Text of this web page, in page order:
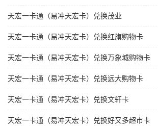
天宏一卡通（易冲天宏卡）兑换茂业
天宏一卡通（易冲天宏卡）兑换红旗购物卡
天宏一卡通（易冲天宏卡）兑换万象城购物卡
天宏一卡通（易冲天宏卡）兑换远大购物卡
天宏一卡通（易冲天宏卡）兑换文轩卡
天宏一卡通（易冲天宏卡）兑换好又多超市卡